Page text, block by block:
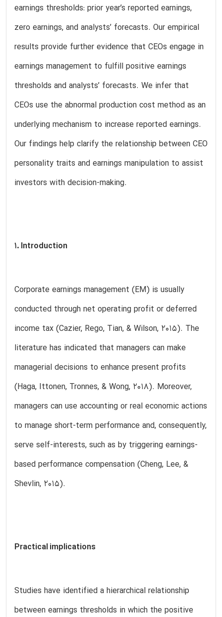
earnings thresholds: prior year’s reported earnings,
zero earnings, and analysts’ forecasts. Our empirical
results provide further evidence that CEOs engage in
earnings management to fulfill positive earnings
thresholds and analysts’ forecasts. We infer that
CEOs use the abnormal production cost method as an
underlying mechanism to increase reported earnings.
Our findings help clarify the relationship between CEO
personality traits and earnings manipulation to assist
investors with decision-making.
1. Introduction
Corporate earnings management (EM) is usually
conducted through net operating profit or deferred
income tax (Cazier, Rego, Tian, & Wilson, 2015). The
literature has indicated that managers can make
managerial decisions to enhance present profits
(Haga, Ittonen, Tronnes, & Wong, 2018). Moreover,
managers can use accounting or real economic actions
to manage short-term performance and, consequently,
serve self-interests, such as by triggering earnings-
based performance compensation (Cheng, Lee, &
Shevlin, 2015).
Practical implications
Studies have identified a hierarchical relationship
between earnings thresholds in which the positive